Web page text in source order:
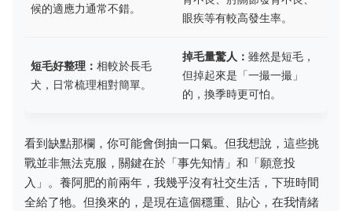
候的適應力通常不錯。
眼疾等有較高發生率。
短毛好整理： 相較於長毛
犬，日常梳理相對簡單。
掉毛量驚人： 雖然是短毛，
但掉起來是「一撮一撮」
的，換季時更可怕。
看到缺點那欄，你可能會倒抽一口氣。但我想說，這些挑
戰並非無法克服，關鍵在於「事先知情」和「願意投
入」。養阿肥的前兩年，我幾乎沒有社交生活，下班時間
全給了牠。但換來的，是現在這個穩重、貼心，在我情緒